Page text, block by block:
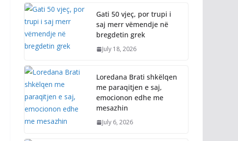
Gati 50 vjeç, por trupi i
saj merr vëmendje në
bregdetin grek
July 18, 2026
Loredana Brati shkëlqen
me paraqitjen e saj,
emocionon edhe me
mesazhin
July 6, 2026